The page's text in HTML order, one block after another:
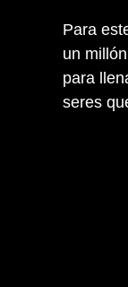
Para
un
para
seres